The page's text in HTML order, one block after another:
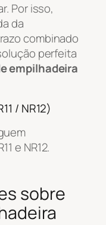
Por isso,
da
combinado
perfeita
empilhadeira
/ NR12)
e NR12.
sobre